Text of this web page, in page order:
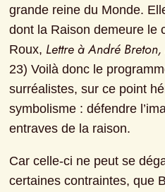
grande reine du Monde.
dont la Raison demeure le
Roux, Lettre à André
23) Voilà donc le
surréalistes, sur ce point
symbolisme : défendre
entraves de la raison.
Car celle-ci ne peut se
certaines contraintes, que